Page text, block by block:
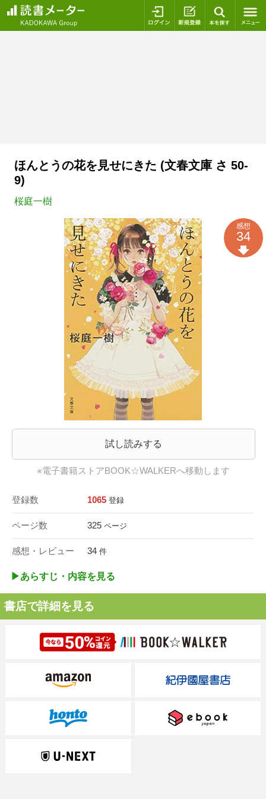
ログイン 新規登録
ほんとうの花を見せにきた (文春文庫 さ 50-
9)
桜庭一樹
試し読みする
※電子書籍ストアBOOK☆WALKERへ移動します
登録数 1065 登録
ページ数 325 ページ
感想・レビュー 34 件
感想
34
▶︎あらすじ・内容を見る
書店で詳細を見る